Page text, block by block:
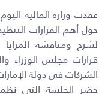
عقدت وزارة المالية
حول أهم القرارات
لشرح ومناقشة المزايا
قرارات مجلس الوزراء
الشركات في دولة
حضر الجلسة التي